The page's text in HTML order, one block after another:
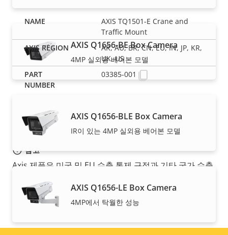
AXIS Q1656-BE Box Camera
4MP 실외용 베어본 모델
AXIS Q1656-BLE Box Camera
IR이 있는 4MP 실외용 베어본 모델
AXIS Q1656-LE Box Camera
4MP에서 탁월한 성능
AXIS TQ1501-E Crane and
Traffic Mount
AR, AU, BR, CN, EU, IN, JP, KR,
UK, US
03385-001
참고
Axis 제품은 미국 및 EU 수출 통제 규정과 기타 국가 수출
대한 규정 준수 정보를 찾아보십시오.